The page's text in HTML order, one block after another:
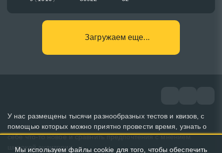
Загружаем еще...
У нас размещены тысячи разнообразных тестов и квизов, с
помощью которых можно приятно провести время, узнать о
себе что-то новое и сравнить предпочтения с мнением
широкой аудитории.
Мы используем файлы cookie для того, чтобы обеспечить